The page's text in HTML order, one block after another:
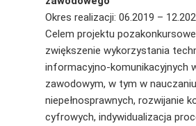
Okres realizacji: 06.2019 –
Celem projektu
zwiększenie wykorzystania
informacyjno-komunikacyjnych
zawodowym, w tym w
niepełnosprawnych, rozwijanie
cyfrowych, indywidualizacja